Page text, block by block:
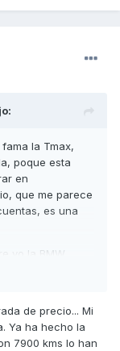
la Tmax,
poque esta
en
que me parece
es una
yo la BMW
la scooter pues
mucho, y otro
en una 125
de precio... Mi
Ya ha hecho la
7900 kms lo han